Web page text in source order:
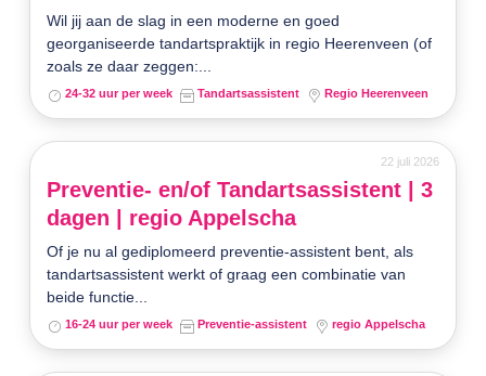
Wil jij aan de slag in een moderne en goed
georganiseerde tandartspraktijk in regio Heerenveen (of
zoals ze daar zeggen:...
24-32 uur per week Tandartsassistent Regio Heerenveen
22 juli 2026
Preventie- en/of Tandartsassistent | 3
dagen | regio Appelscha
Of je nu al gediplomeerd preventie-assistent bent, als
tandartsassistent werkt of graag een combinatie van
beide functie...
16-24 uur per week Preventie-assistent regio Appelscha